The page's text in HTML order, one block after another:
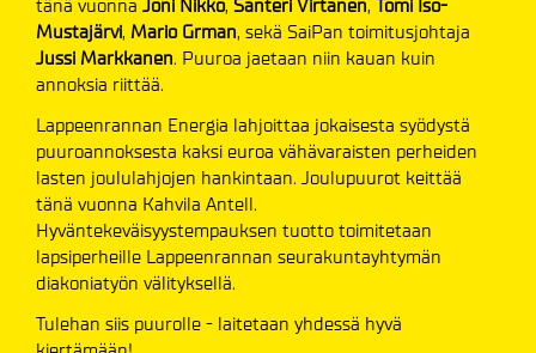
tänä vuonna Joni Nikko, Santeri Virtanen, Tomi Iso-
Mustajärvi, Mario Grman, sekä SaiPan toimitusjohtaja
Jussi Markkanen. Puuroa jaetaan niin kauan kuin
annoksia riittää.
Lappeenrannan Energia lahjoittaa jokaisesta syödystä
puuroannoksesta kaksi euroa vähävaraisten perheiden
lasten joululahjojen hankintaan. Joulupuurot keittää
tänä vuonna Kahvila Antell.
Hyväntekeväisyystempauksen tuotto toimitetaan
lapsiperheille Lappeenrannan seurakuntayhtymän
diakoniatyön välityksellä.
Tulehan siis puurolle - laitetaan yhdessä hyvä